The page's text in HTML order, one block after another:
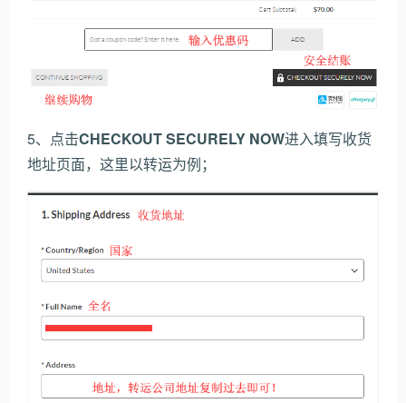
5、点击CHECKOUT SECURELY NOW进入填写收货
地址页面，这里以转运为例；